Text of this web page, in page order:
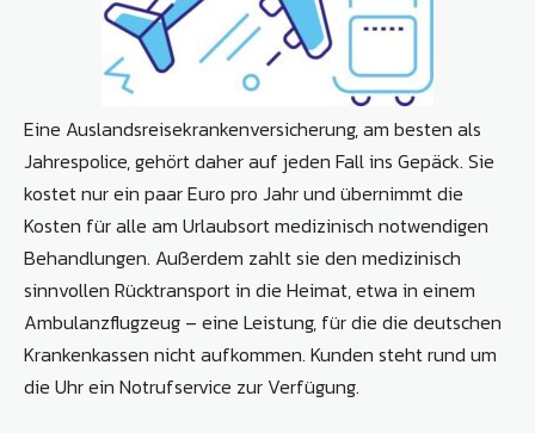
Eine Auslandsreisekrankenversicherung, am besten als
Jahrespolice, gehört daher auf jeden Fall ins Gepäck. Sie
kostet nur ein paar Euro pro Jahr und übernimmt die
Kosten für alle am Urlaubsort medizinisch notwendigen
Behandlungen. Außerdem zahlt sie den medizinisch
sinnvollen Rücktransport in die Heimat, etwa in einem
Ambulanzflugzeug – eine Leistung, für die die deutschen
Krankenkassen nicht aufkommen. Kunden steht rund um
die Uhr ein Notrufservice zur Verfügung.